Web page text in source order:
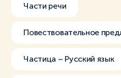
Части речи
Повествовательное
Частица – Русский язык